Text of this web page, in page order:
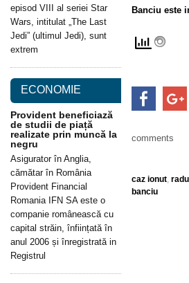
Banciu este
comments
caz ionut,
banciu
episod VIII al seriei Star
Wars, intitulat „The Last
Jedi” (ultimul Jedi), sunt
extrem
ECONOMIE
Provident beneficiază
de studii de piață
realizate prin muncă la
negru
Asigurator în Anglia,
cămătar în România
Provident Financial
Romania IFN SA este o
companie românească cu
capital străin, înființată în
anul 2006 și înregistrată in
Registrul